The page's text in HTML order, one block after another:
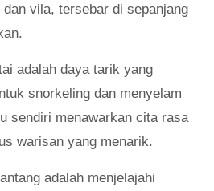
vila, tersebar di sepanjang
adalah daya tarik yang
snorkeling dan menyelam
sendiri menawarkan cita rasa
warisan yang menarik.
adalah menjelajahi